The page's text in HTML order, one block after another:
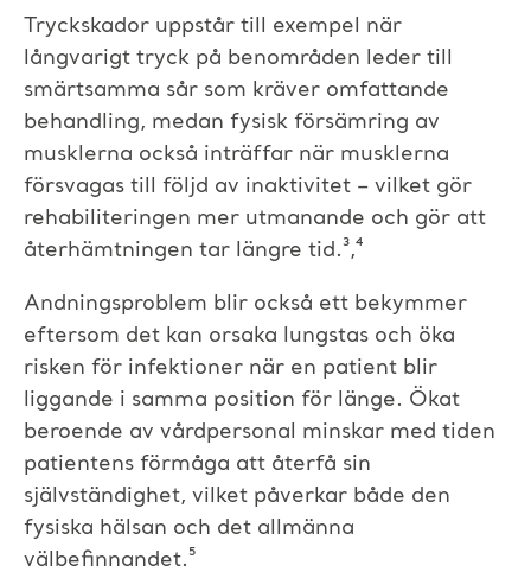
Tryckskador uppstår till exempel när
långvarigt tryck på benområden leder till
smärtsamma sår som kräver omfattande
behandling, medan fysisk försämring av
musklerna också inträffar när musklerna
försvagas till följd av inaktivitet – vilket gör
rehabiliteringen mer utmanande och gör att
återhämtningen tar längre tid.³,⁴
Andningsproblem blir också ett bekymmer
eftersom det kan orsaka lungstas och öka
risken för infektioner när en patient blir
liggande i samma position för länge. Ökat
beroende av vårdpersonal minskar med tiden
patientens förmåga att återfå sin
självständighet, vilket påverkar både den
fysiska hälsan och det allmänna
välbefinnandet.⁵